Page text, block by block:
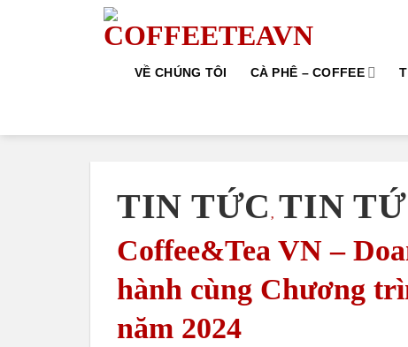
VỀ CHÚNG TÔI CÀ PHÊ – COFFEE
TIN TỨC , TIN
Coffee&Tea VN –
hành cùng Chương
năm 2024